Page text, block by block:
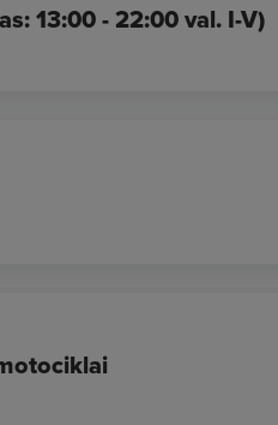
13:00 - 22:00 val. I-V)